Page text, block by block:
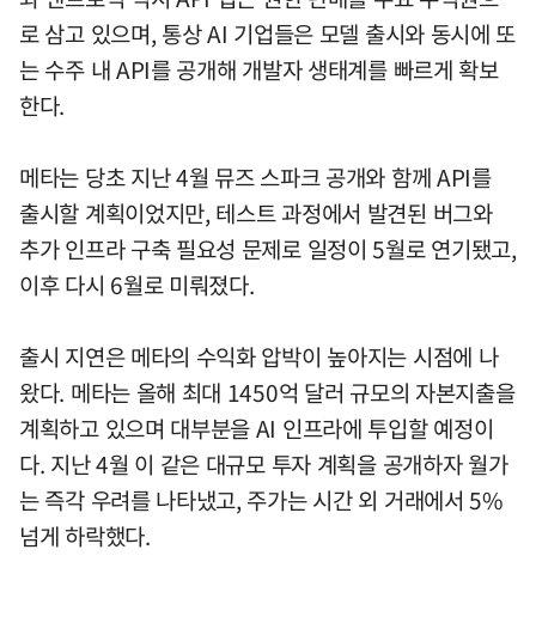
로 삼고 있으며, 통상 AI 기업들은 모델 출시와 동시에 또
는 수주 내 API를 공개해 개발자 생태계를 빠르게 확보
한다.
메타는 당초 지난 4월 뮤즈 스파크 공개와 함께 API를
출시할 계획이었지만, 테스트 과정에서 발견된 버그와
추가 인프라 구축 필요성 문제로 일정이 5월로 연기됐고,
이후 다시 6월로 미뤄졌다.
출시 지연은 메타의 수익화 압박이 높아지는 시점에 나
왔다. 메타는 올해 최대 1450억 달러 규모의 자본지출을
계획하고 있으며 대부분을 AI 인프라에 투입할 예정이
다. 지난 4월 이 같은 대규모 투자 계획을 공개하자 월가
는 즉각 우려를 나타냈고, 주가는 시간 외 거래에서 5%
넘게 하락했다.